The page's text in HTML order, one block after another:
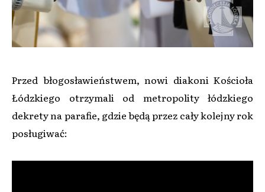
Przed błogosławieństwem, nowi diakoni Kościoła
Łódzkiego otrzymali od metropolity łódzkiego
dekrety na parafie, gdzie będą przez cały kolejny rok
posługiwać: